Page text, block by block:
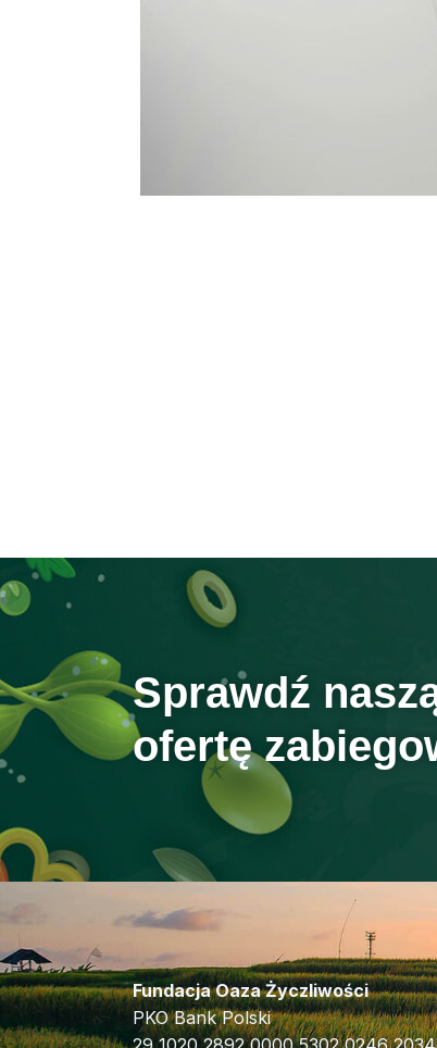
Sprawdź
ofertę
Fundacja Oaza Życzliwości
PKO Bank Polski